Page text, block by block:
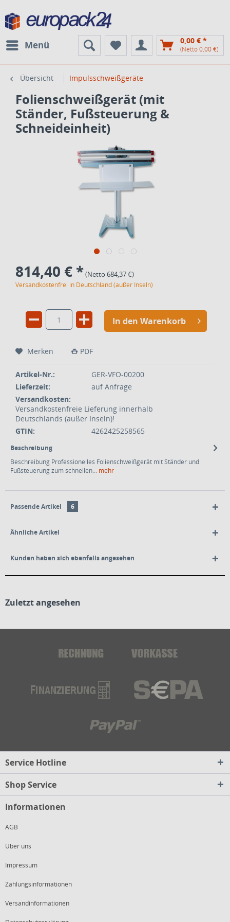
Menü 0,00 € *
(Netto 0,00 €)
Übersicht Impulsschweißgeräte
Folienschweißgerät (mit
Ständer, Fußsteuerung &
Schneideinheit)
814,40 € *(Netto 684,37 €)
Versandkostenfrei in Deutschland (außer Inseln)
In den Warenkorb
Merken PDF
Artikel-Nr.:
GER-VFO-00200
Lieferzeit:
auf Anfrage
Versandkosten:
Versandkostenfreie Lieferung innerhalb
Deutschlands (außer Inseln)!
GTIN:
4262425258565
Beschreibung
Beschreibung Professionelles Folienschweißgerät mit Ständer und
Fußsteuerung zum schnellen... mehr
Passende Artikel 6
Ähnliche Artikel
Kunden haben sich ebenfalls angesehen
Zuletzt angesehen
Service Hotline
Shop Service
Informationen
AGB
Über uns
Impressum
Zahlungsinformationen
Versandinformationen